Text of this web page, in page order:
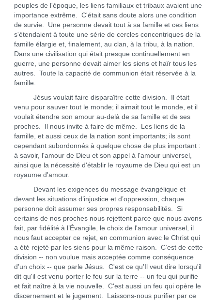
peuples de l'époque, les liens familiaux et tribaux avaient une
importance extrême. C'était sans doute alors une condition
de survie. Une personne devait tout à sa famille et ces liens
s'étendaient à toute une série de cercles concentriques de la
famille élargie et, finalement, au clan, à la tribu, à la nation.
Dans une civilisation qui était presque continuellement en
guerre, une personne devait aimer les siens et haïr tous les
autres. Toute la capacité de communion était réservée à la
famille.
Jésus voulait faire disparaître cette division. Il était
venu pour sauver tout le monde; il aimait tout le monde, et il
voulait étendre son amour au-delà de sa famille et de ses
proches. Il nous invite à faire de même. Les liens de la
famille, et aussi ceux de la nation sont importants; ils sont
cependant subordonnés à quelque chose de plus important :
à savoir, l'amour de Dieu et son appel à l'amour universel,
ainsi que la nécessité d'établir le royaume de Dieu qui est un
royaume d'amour.
Devant les exigences du message évangélique et
devant les situations d’injustice et d’oppression, chaque
personne doit assumer ses propres responsabilités. Si
certains de nos proches nous rejettent parce que nous avons
fait, par fidélité à l’Évangile, le choix de l'amour universel, il
nous faut accepter ce rejet, en communion avec le Christ qui
a été rejeté par les siens pour la même raison. C’est de cette
division -- non voulue mais acceptée comme conséquence
d’un choix -- que parle Jésus. C'est ce qu’Il veut dire lorsqu'il
dit qu'il est venu porter le feu sur la terre -- un feu qui purifie
et fait naître à la vie nouvelle. C'est aussi un feu qui opère le
discernement et le jugement. Laissons-nous purifier par ce